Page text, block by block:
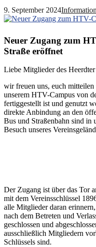
9. September 2024Information
Neuer Zugang zum
Straße eröffnet
Liebe Mitglieder des
wir freuen uns, euch mitteilen
unserem HTV-Campus von
fertiggestellt ist und genutzt
direkte Anbindung an den
Bus und Straßenbahn sind in
Besuch unseres
Der Zugang ist über das Tor
mit dem Vereinsschlüssel
alle Mitglieder daran
nach dem Betreten und
geschlossen und
ausschließlich Mitgliedern
Schlüssels sind.